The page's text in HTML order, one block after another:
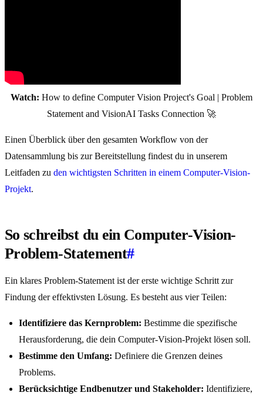
Watch: How to define Computer Vision Project's Goal | Problem
Statement and VisionAI Tasks Connection 🚀
Einen Überblick über den gesamten Workflow von der
Datensammlung bis zur Bereitstellung findest du in unserem
Leitfaden zu den wichtigsten Schritten in einem Computer-Vision-
Projekt.
So schreibst du ein Computer-Vision-
Problem-Statement#
Ein klares Problem-Statement ist der erste wichtige Schritt zur
Findung der effektivsten Lösung. Es besteht aus vier Teilen:
Identifiziere das Kernproblem: Bestimme die spezifische
Herausforderung, die dein Computer-Vision-Projekt lösen soll.
Bestimme den Umfang: Definiere die Grenzen deines
Problems.
Berücksichtige Endbenutzer und Stakeholder: Identifiziere,